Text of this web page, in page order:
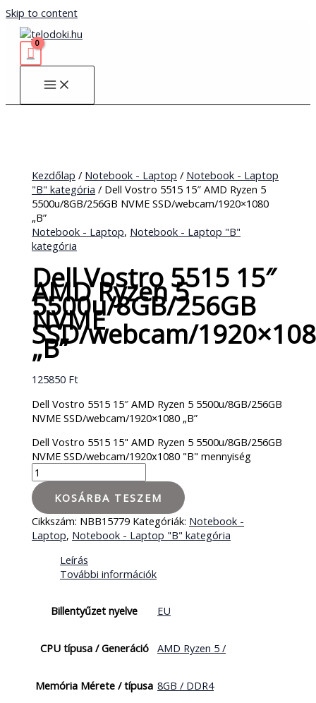
Skip to content
Kezdőlap / Notebook - Laptop / Notebook - Laptop
"B" kategória / Dell Vostro 5515 15″ AMD Ryzen 5
5500u/8GB/256GB NVME SSD/webcam/1920×1080
„B”
Notebook - Laptop, Notebook - Laptop "B"
kategória
Dell Vostro 5515 15″
AMD Ryzen 5
5500u/8GB/256GB
NVME
SSD/webcam/
„B”
125850 Ft
Dell Vostro 5515 15″ AMD Ryzen 5 5500u/8GB/256GB
NVME SSD/webcam/1920×1080 „B”
Dell Vostro 5515 15" AMD Ryzen 5 5500u/8GB/256GB
NVME SSD/webcam/1920x1080 "B" mennyiség
KOSÁRBA TESZEM
Cikkszám: NBB15779 Kategóriák: Notebook -
Laptop, Notebook - Laptop "B" kategória
Leírás
További információk
Billentyűzet nyelve EU
CPU típusa / Generáció AMD Ryzen 5 /
Memória Mérete / típusa 8GB / DDR4